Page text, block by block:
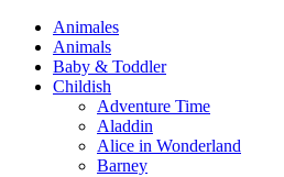
Animales
Animals
Baby & Toddler
Childish
Adventure Time
Aladdin
Alice in Wonderland
Barney